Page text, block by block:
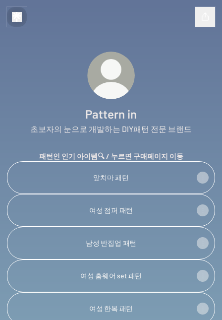
Pattern in
초보자의 눈으로 개발하는 DIY패턴 전문 브랜드
패턴인 인기 아이템🔍 / 누르면 구매페이지 이동
앞치마 패턴
여성 점퍼 패턴
남성 반집업 패턴
여성 홈웨어 set 패턴
여성 한복 패턴